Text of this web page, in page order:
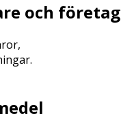
och företag